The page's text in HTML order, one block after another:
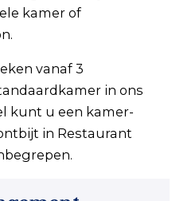
kamer of
vanaf 3
in ons
kunt u een kamer-
in Restaurant